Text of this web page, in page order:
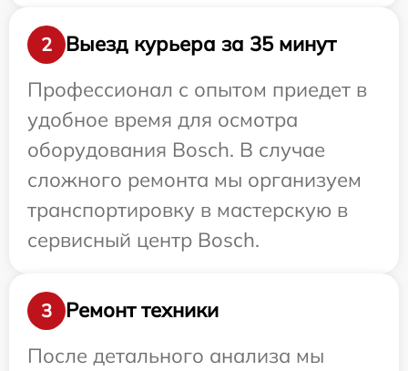
2
Выезд курьера за 35 минут
Профессионал с опытом приедет в
удобное время для осмотра
оборудования Bosch. В случае
сложного ремонта мы организуем
транспортировку в мастерскую в
сервисный центр Bosch.
3
Ремонт техники
После детального анализа мы